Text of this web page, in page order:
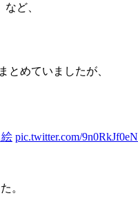
ど、
めていましたが、
pic.twitter.com/9n0RkJf0eN
。